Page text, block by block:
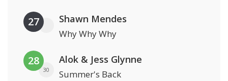
27 Shawn Mendes
Why Why Why
28
30
Alok & Jess Glynne
Summer's Back